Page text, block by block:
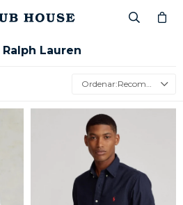
Ralph Lauren
Recomendados